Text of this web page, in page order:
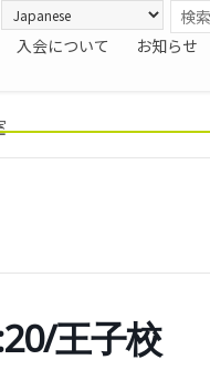
入会について お知らせ
王子校